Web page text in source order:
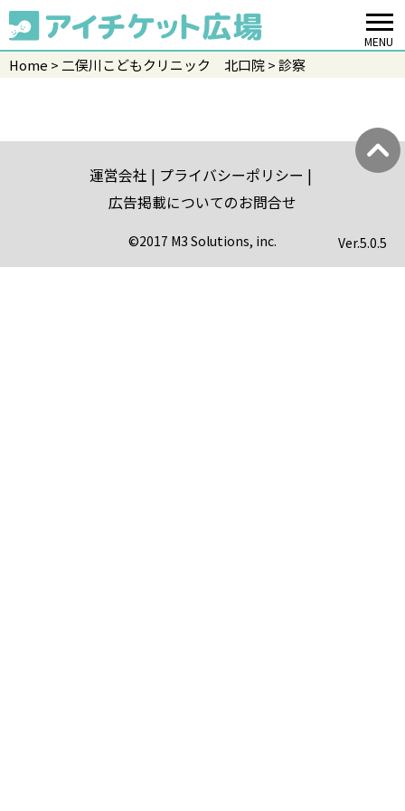
MENU
Home 二俣川こどもクリニック 北口院 診察
運営会社
プライバシーポリシー
広告掲載についてのお問合せ
©2017 M3 Solutions, inc. Ver.5.0.5